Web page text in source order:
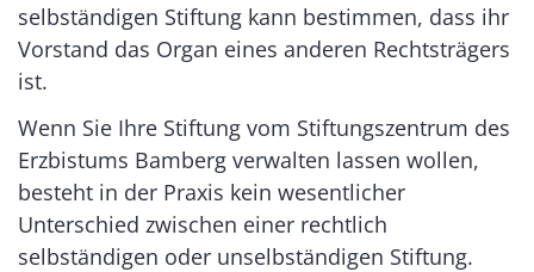
selbständigen Stiftung kann bestimmen, dass ihr
Vorstand das Organ eines anderen Rechtsträgers
ist.
Wenn Sie Ihre Stiftung vom Stiftungszentrum des
Erzbistums Bamberg verwalten lassen wollen,
besteht in der Praxis kein wesentlicher
Unterschied zwischen einer rechtlich
selbständigen oder unselbständigen Stiftung.